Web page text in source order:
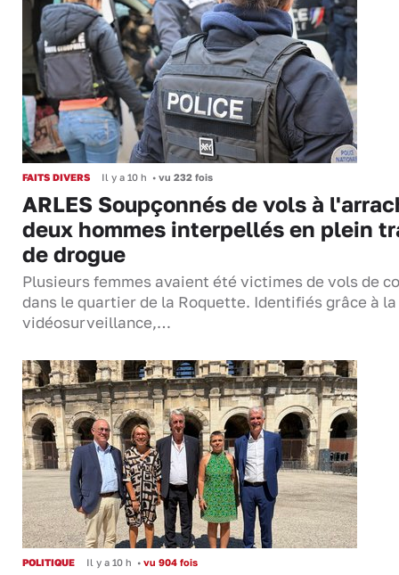
FAITS DIVERS Il y a 10 h • vu 232 fois
ARLES Soupçonnés de vols à
deux hommes interpellés en plein
de drogue
Plusieurs femmes avaient été victimes de vols de
dans le quartier de la Roquette. Identifiés grâce à la
vidéosurveillance,…
POLITIQUE Il y a 10 h • vu 904 fois